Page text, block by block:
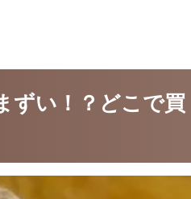
ずい！？どこで買